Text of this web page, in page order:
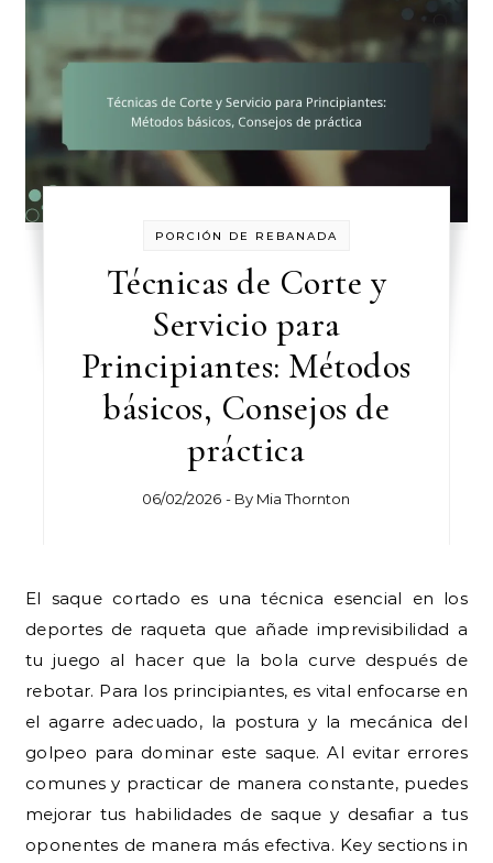
PORCIÓN DE REBANADA
Técnicas de Corte y
Servicio para
Principiantes: Métodos
básicos, Consejos de
práctica
06/02/2026 - By Mia Thornton
El saque cortado es una técnica esencial en los
deportes de raqueta que añade imprevisibilidad a
tu juego al hacer que la bola curve después de
rebotar. Para los principiantes, es vital enfocarse en
el agarre adecuado, la postura y la mecánica del
golpeo para dominar este saque. Al evitar errores
comunes y practicar de manera constante, puedes
mejorar tus habilidades de saque y desafiar a tus
oponentes de manera más efectiva. Key sections in